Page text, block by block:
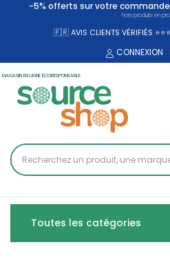
-5% offerts sur votre
hors produits en
🇫🇷 AVIS CLIENTS VÉRIFIÉS
CONNEXION
MAGASIN EN LIGNE ÉCORESPONSABLE
Toutes les catégories